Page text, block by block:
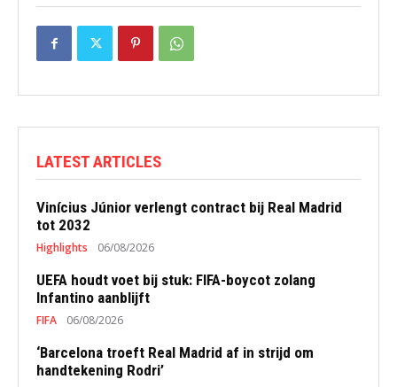
LATEST ARTICLES
Vinícius Júnior verlengt contract bij Real Madrid
tot 2032
Highlights 06/08/2026
UEFA houdt voet bij stuk: FIFA-boycot zolang
Infantino aanblijft
FIFA 06/08/2026
‘Barcelona troeft Real Madrid af in strijd om
handtekening Rodri’